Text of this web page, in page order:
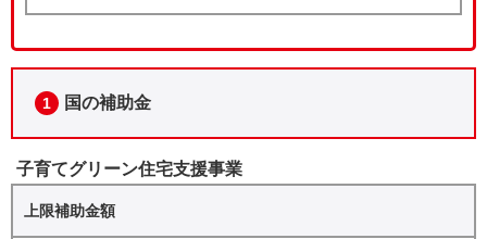
1 国の補助金
子育てグリーン住宅支援事業
上限補助金額